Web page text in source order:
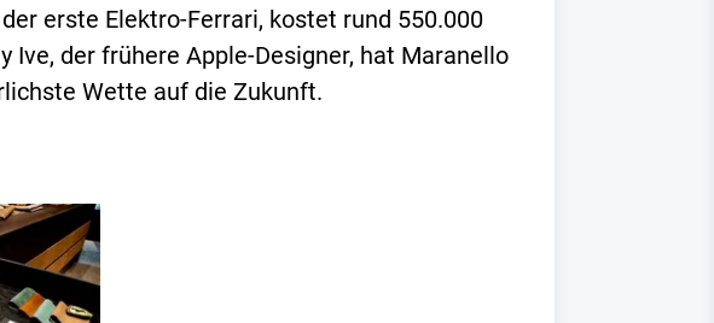
erste Elektro-Ferrari, kostet rund 550.000
Ive, der frühere Apple-Designer, hat Maranello
Wette auf die Zukunft.